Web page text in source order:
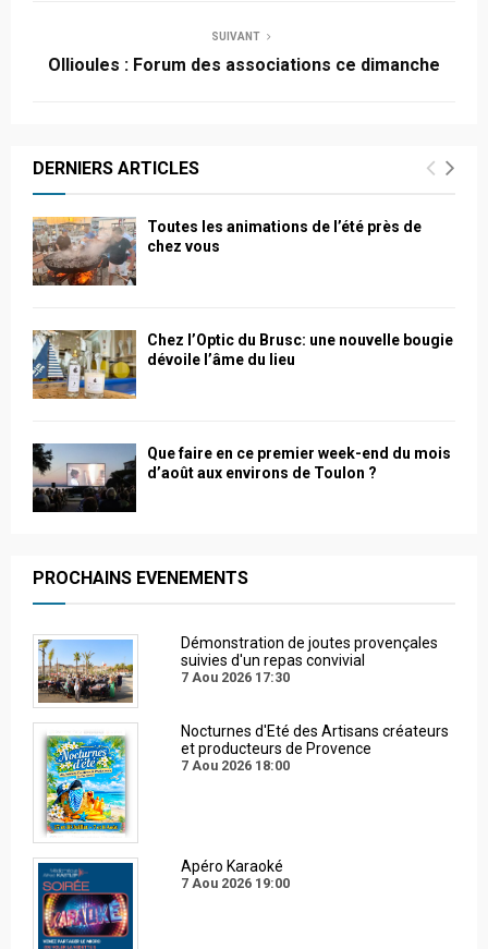
SUIVANT
Ollioules : Forum des associations ce dimanche
DERNIERS ARTICLES
Toutes les animations de l’été près de
chez vous
Chez l’Optic du Brusc: une nouvelle bougie
dévoile l’âme du lieu
Que faire en ce premier week-end du mois
d’août aux environs de Toulon ?
PROCHAINS EVENEMENTS
Démonstration de joutes provençales
suivies d'un repas convivial
7 Aou 2026 17:30
Nocturnes d'Eté des Artisans créateurs
et producteurs de Provence
7 Aou 2026 18:00
Apéro Karaoké
7 Aou 2026 19:00